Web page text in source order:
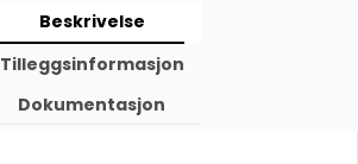
Beskrivelse
Tilleggsinformasjon
Dokumentasjon